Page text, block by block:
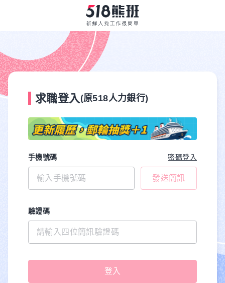
求職登入 (原518人力銀行)
手機號碼 密碼登入
發送簡訊
驗證碼